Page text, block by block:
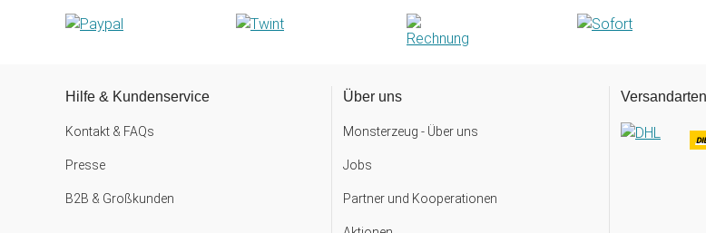
Hilfe & Kundenservice
Kontakt & FAQs
Presse
B2B & Großkunden
Über uns
Monsterzeug - Über uns
Jobs
Partner und Kooperationen
Versandarten